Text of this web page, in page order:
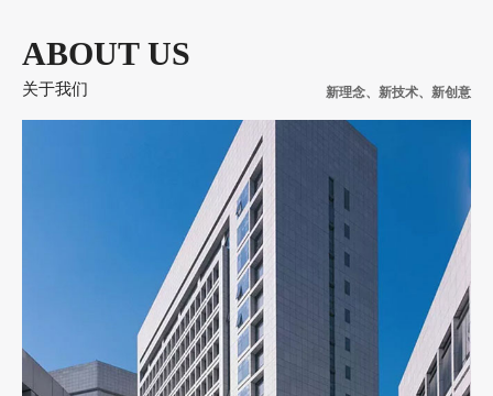
ABOUT US
关于我们 新理念、新技术、新创意